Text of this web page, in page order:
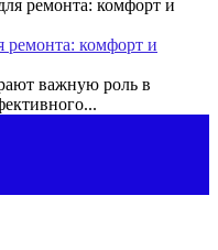
ремонта: комфорт и
важную роль в